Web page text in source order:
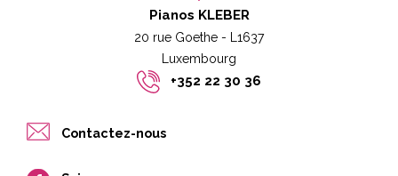
Pianos KLEBER
20 rue Goethe - L1637
Luxembourg​​
+352 22 30 36
Contactez-nous